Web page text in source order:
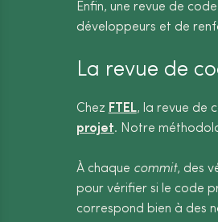
Enfin, une revue de
développeurs et de
La revue de
Chez FTEL, la revue de
projet. Notre
À chaque commit, des
pour vérifier si le code
correspond bien à des